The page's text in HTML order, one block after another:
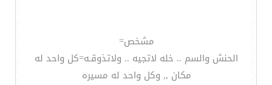
مشخص=
الحنش والسم .. خله لاتجيه .. ولاتذوقـه=كل واحد له
مكان ,, وكل واحد له مسيره